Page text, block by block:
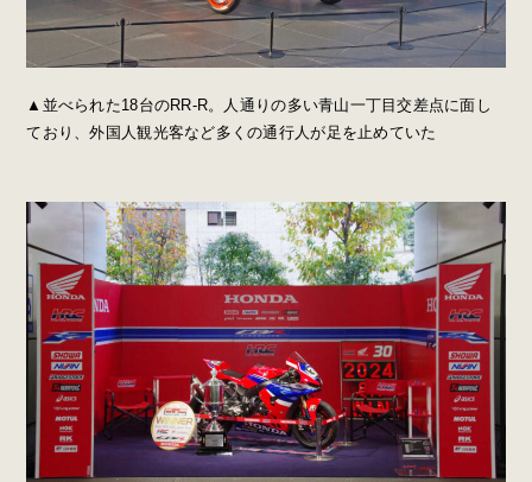
▲並べられた18台のRR-R。人通りの多い青山一丁目交差点に面し
ており、外国人観光客など多くの通行人が足を止めていた